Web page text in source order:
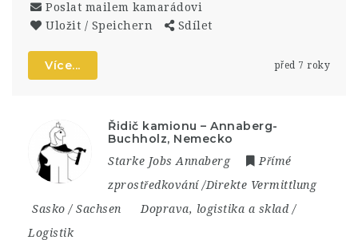
Poslat mailem kamarádovi
Uložit / Speichern
Sdílet
Více... před 7 roky
Řidič kamionu – Annaberg-
Buchholz, Nemecko
Starke Jobs Annaberg
Přímé
zprostředkování /Direkte Vermittlung
Sasko / Sachsen
Doprava, logistika a sklad /
Logistik